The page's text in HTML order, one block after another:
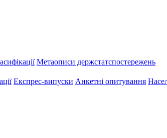
Метаописи держстатспостережень
Експрес-випуски Анкетні опитування